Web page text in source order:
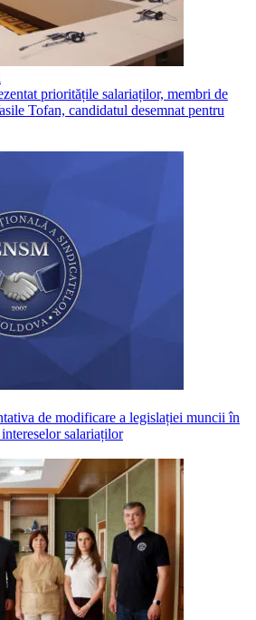
prioritățile salariaților, membri de
Tofan, candidatul desemnat pentru
de modificare a legislației muncii în
salariaților